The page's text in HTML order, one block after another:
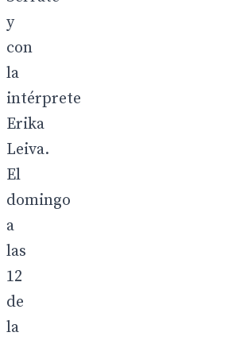
y
con
la
intérprete
Erika
Leiva.
El
domingo
a
las
12
de
la